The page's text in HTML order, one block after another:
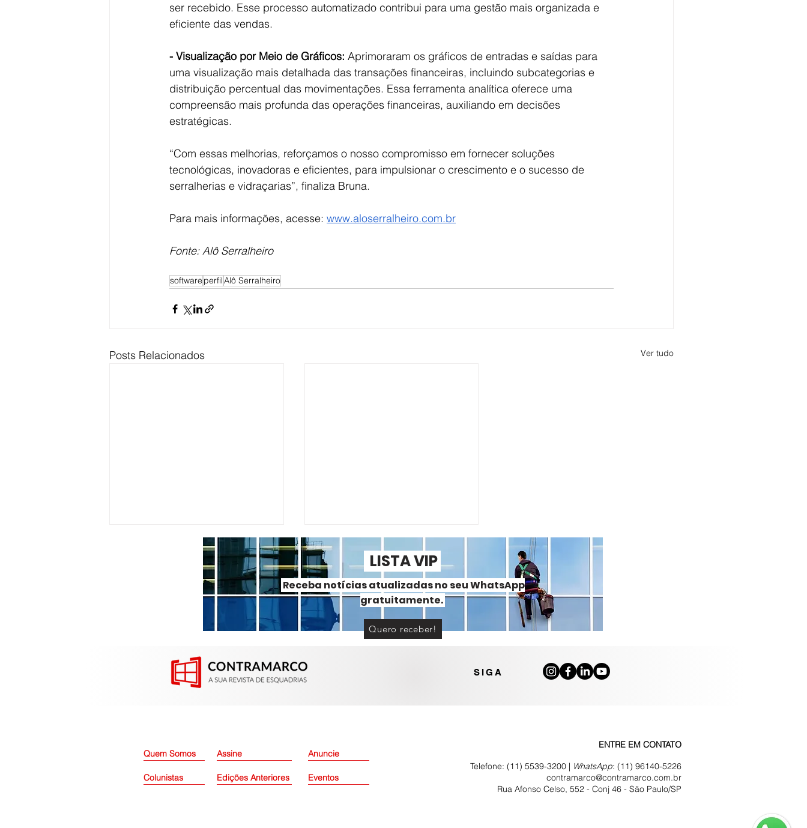
ser recebido. Esse processo automatizado contribui para uma gestão mais organizada e
eficiente das vendas.
- Visualização por Meio de Gráficos: Aprimoraram os gráficos de entradas e saídas para
uma visualização mais detalhada das transações financeiras, incluindo subcategorias e
distribuição percentual das movimentações. Essa ferramenta analítica oferece uma
compreensão mais profunda das operações financeiras, auxiliando em decisões
estratégicas.
“Com essas melhorias, reforçamos o nosso compromisso em fornecer soluções
tecnológicas, inovadoras e eficientes, para impulsionar o crescimento e o sucesso de
serralherias e vidraçarias”, finaliza Bruna.
Para mais informações, acesse: www.aloserralheiro.com.br
Fonte: Alô Serralheiro
software perfilAlô Serralheiro
Posts Relacionados Ver tudo
ou PVC? Entenda as
Vidro Extra Clear amplia
LISTA VIP
Receba notícias atualizadas no seu WhatsApp
gratuitamente.
Quero receber!
SIGA
Quem Somos Assine
Colunistas Edições Anteriores
Anuncie
Eventos
ENTRE EM CONTATO
Telefone: (11) 5539-3200 | WhatsApp: (11) 96140-5226
contramarco@contramarco.com.br
Rua Afonso Celso, 552 - Conj 46 - São Paulo/SP